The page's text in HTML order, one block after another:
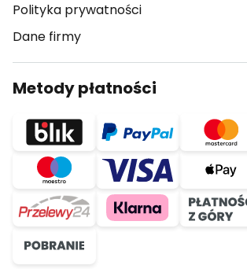
Polityka prywatności
Dane firmy
Metody płatności